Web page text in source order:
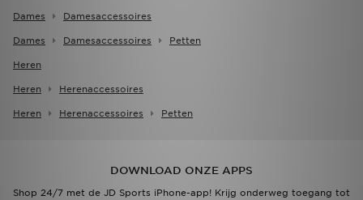
Dames Damesaccessoires
Dames Damesaccessoires Petten
Heren
Heren Herenaccessoires
Heren Herenaccessoires Petten
DOWNLOAD ONZE APPS
Shop 24/7 met de JD Sports iPhone-app! Krijg onderweg toegang tot